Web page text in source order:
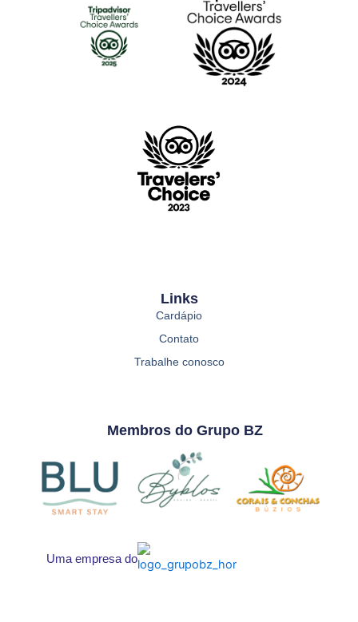
Links
Cardápio
Contato
Trabalhe conosco
Membros do Grupo BZ
Uma empresa do